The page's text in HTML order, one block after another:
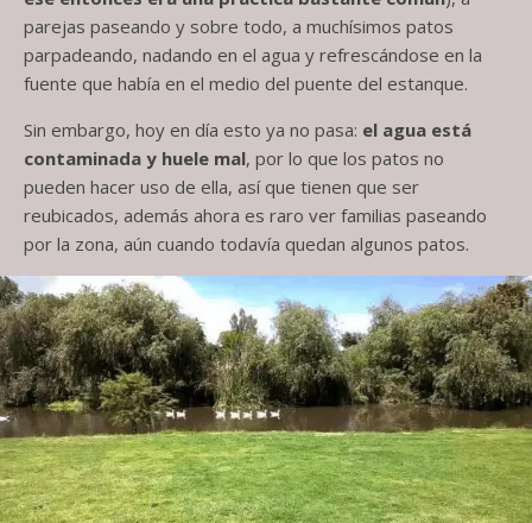
parejas paseando y sobre todo, a muchísimos patos
parpadeando, nadando en el agua y refrescándose en la
fuente que había en el medio del puente del estanque.
Sin embargo, hoy en día esto ya no pasa: el agua está
contaminada y huele mal, por lo que los patos no
pueden hacer uso de ella, así que tienen que ser
reubicados, además ahora es raro ver familias paseando
por la zona, aún cuando todavía quedan algunos patos.